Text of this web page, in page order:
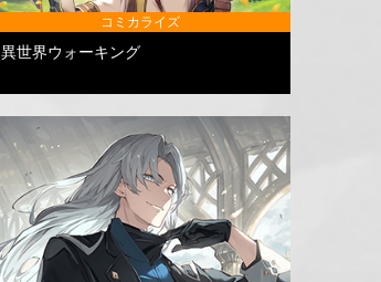
コミカライズ
異世界ウォーキング